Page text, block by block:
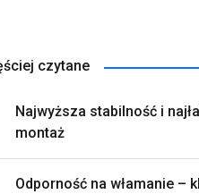
tajemnic. Na co
czytane
Najwyższa stabilność i
montaż
Odporność na włamanie –